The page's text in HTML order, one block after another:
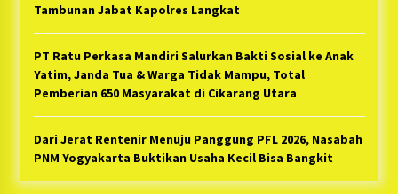
Tambunan Jabat Kapolres Langkat
PT Ratu Perkasa Mandiri Salurkan Bakti Sosial ke Anak
Yatim, Janda Tua & Warga Tidak Mampu, Total
Pemberian 650 Masyarakat di Cikarang Utara
Dari Jerat Rentenir Menuju Panggung PFL 2026, Nasabah
PNM Yogyakarta Buktikan Usaha Kecil Bisa Bangkit